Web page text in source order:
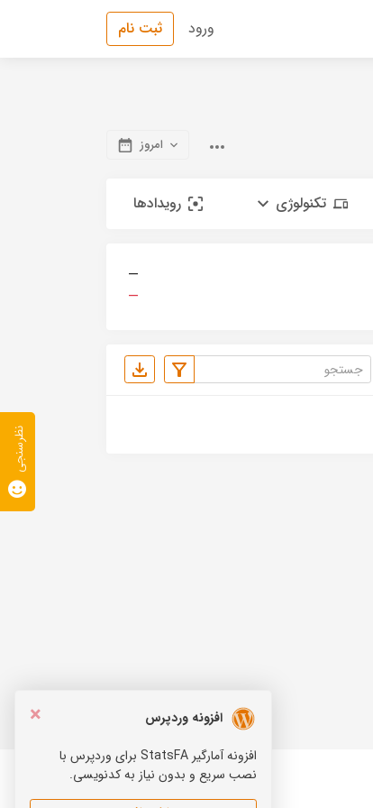
ورود ثبت نام
امروز
تکنولوژی رویدادها
—
—
×
افزونه وردپرس
افزونه آمارگیر StatsFA برای وردپرس با
نصب سریع و بدون نیاز به کدنویسی.
نظرسنجی